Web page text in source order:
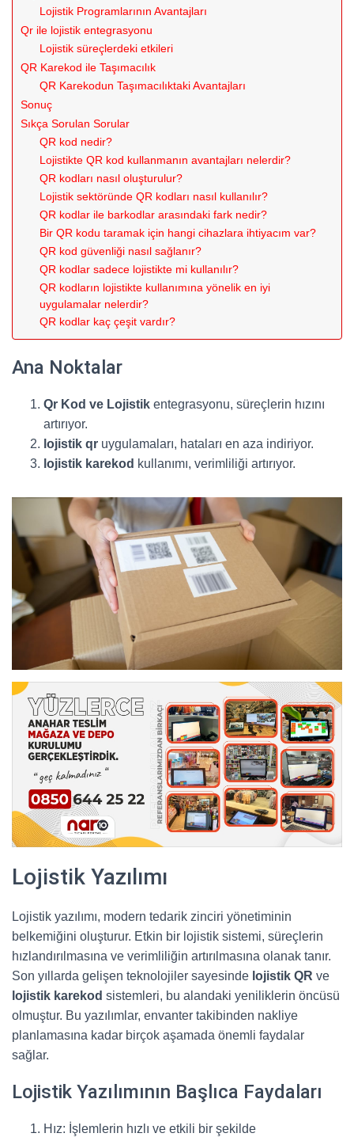
Lojistik Programlarının Avantajları
Qr ile lojistik entegrasyonu
Lojistik süreçlerdeki etkileri
QR Karekod ile Taşımacılık
QR Karekodun Taşımacılıktaki Avantajları
Sonuç
Sıkça Sorulan Sorular
QR kod nedir?
Lojistikte QR kod kullanmanın avantajları nelerdir?
QR kodları nasıl oluşturulur?
Lojistik sektöründe QR kodları nasıl kullanılır?
QR kodlar ile barkodlar arasındaki fark nedir?
Bir QR kodu taramak için hangi cihazlara ihtiyacım var?
QR kod güvenliği nasıl sağlanır?
QR kodlar sadece lojistikte mi kullanılır?
QR kodların lojistikte kullanımına yönelik en iyi
uygulamalar nelerdir?
QR kodlar kaç çeşit vardır?
Ana Noktalar
Qr Kod ve Lojistik entegrasyonu, süreçlerin hızını
artırıyor.
lojistik qr uygulamaları, hataları en aza indiriyor.
lojistik karekod kullanımı, verimliliği artırıyor.
Lojistik Yazılımı
Lojistik yazılımı, modern tedarik zinciri yönetiminin
belkemiğini oluşturur. Etkin bir lojistik sistemi, süreçlerin
hızlandırılmasına ve verimliliğin artırılmasına olanak tanır.
Son yıllarda gelişen teknolojiler sayesinde lojistik QR ve
lojistik karekod sistemleri, bu alandaki yeniliklerin öncüsü
olmuştur. Bu yazılımlar, envanter takibinden nakliye
planlamasına kadar birçok aşamada önemli faydalar
sağlar.
Lojistik Yazılımının Başlıca Faydaları
Hız: İşlemlerin hızlı ve etkili bir şekilde